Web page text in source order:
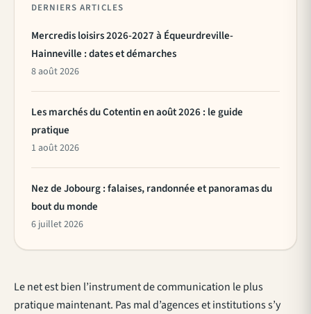
Le net est bien l’instrument de communication le plus
pratique maintenant. Pas mal d’agences et institutions s’y
DERNIERS ARTICLES
Mercredis loisirs 2026-2027 à Équeurdreville-
Hainneville : dates et démarches
8 août 2026
Les marchés du Cotentin en août 2026 : le guide
pratique
1 août 2026
Nez de Jobourg : falaises, randonnée et panoramas du
bout du monde
6 juillet 2026